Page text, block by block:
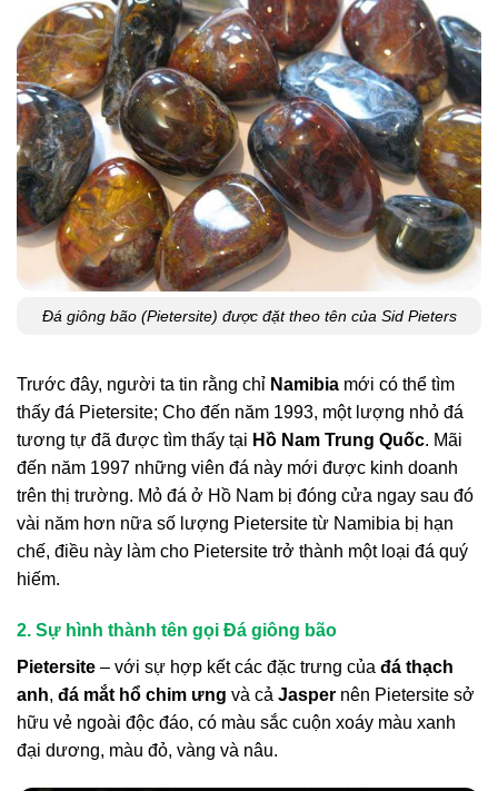
Đá giông bão (Pietersite) được đặt theo tên của Sid Pieters
Trước đây, người ta tin rằng chỉ Namibia mới có thể tìm
thấy đá Pietersite; Cho đến năm 1993, một lượng nhỏ đá
tương tự đã được tìm thấy tại Hồ Nam Trung Quốc. Mãi
đến năm 1997 những viên đá này mới được kinh doanh
trên thị trường. Mỏ đá ở Hồ Nam bị đóng cửa ngay sau đó
vài năm hơn nữa số lượng Pietersite từ Namibia bị hạn
chế, điều này làm cho Pietersite trở thành một loại đá quý
hiếm.
2. Sự hình thành tên gọi Đá giông bão
Pietersite – với sự hợp kết các đặc trưng của đá thạch
anh, đá mắt hổ chim ưng và cả Jasper nên Pietersite sở
hữu vẻ ngoài độc đáo, có màu sắc cuộn xoáy màu xanh
đại dương, màu đỏ, vàng và nâu.